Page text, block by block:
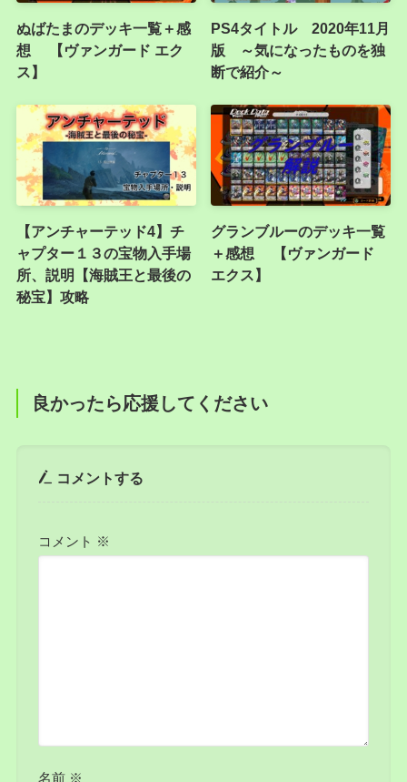
ぬばたまのデッキ一覧＋感
想 【ヴァンガード エク
ス】
PS4タイトル 2020年11月
版 ～気になったものを独
断で紹介～
【アンチャーテッド4】チ
ャプター１３の宝物入手場
所、説明【海賊王と最後の
秘宝】攻略
グランブルーのデッキ一覧
＋感想 【ヴァンガード
エクス】
良かったら応援してください
コメントする
コメント ※
名前 ※